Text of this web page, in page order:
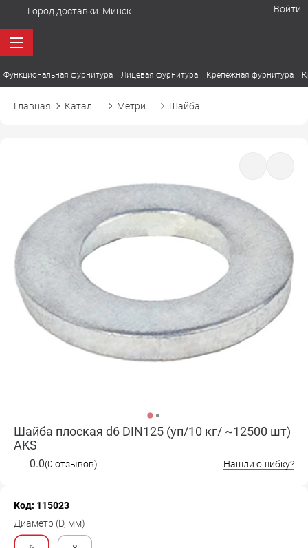
Город доставки: Минск Войти
Функциональная фурнитура Лицевая фурнитура Крепежная фурнитура
Главная
Шайба плоская d6 DIN125 (уп/10 кг/ ~12500 шт)
AKS
0.0(0 отзывов) Нашли ошибку?
Код: 115023
Диаметр (D, мм)